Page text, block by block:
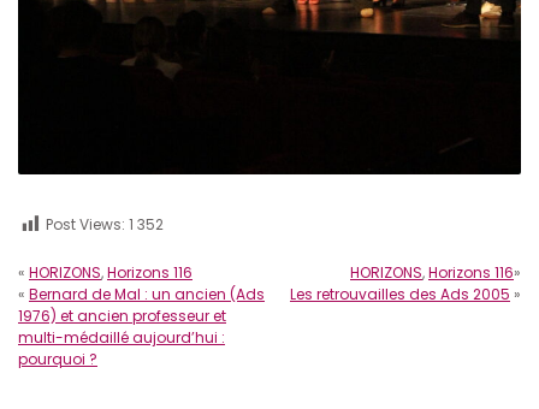
Post Views: 1 352
« HORIZONS,Horizons 116
« Bernard de Mal : un ancien (Ads
1976) et ancien professeur et
multi-médaillé aujourd’hui :
pourquoi ?
HORIZONS,Horizons 116»
Les retrouvailles des Ads 2005 »